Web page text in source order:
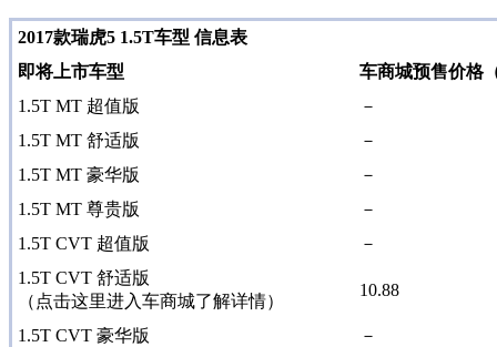
2017款瑞虎5 1.5T车型 信息表
即将上市车型
车商城预售价格
1.5T MT 超值版
－
1.5T MT 舒适版
－
1.5T MT 豪华版
－
1.5T MT 尊贵版
－
1.5T CVT 超值版
－
1.5T CVT 舒适版
（点击这里进入车商城了解详情）
10.88
1.5T CVT 豪华版
－